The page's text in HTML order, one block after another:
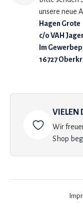
unsere neue
Hagen Grote
c/o VAH
Im
16727
VIELEN
Wir
Shop